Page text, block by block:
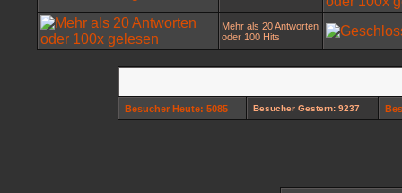
Mehr als 20 Antworten
oder 100 Hits
Besucher Heute: 5085 Besucher Gestern: 9237